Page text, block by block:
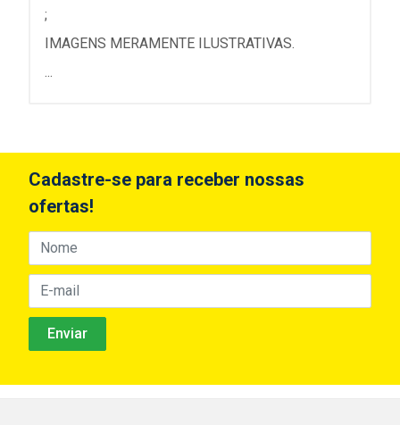
;
IMAGENS MERAMENTE ILUSTRATIVAS.
Cadastre-se para receber nossas
ofertas!